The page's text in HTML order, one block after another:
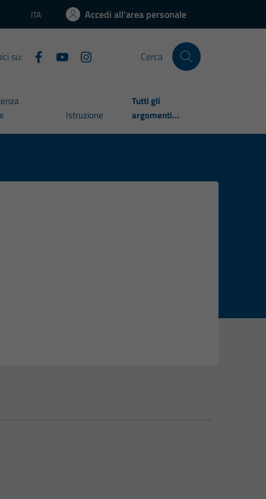
Lingua attiva:
ITA Accedi all'area personale
su: Cerca
Istruzione
Tutti gli
argomenti...